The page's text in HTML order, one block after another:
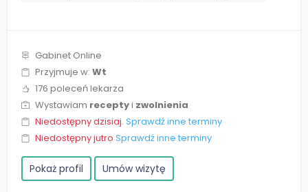
Gabinet Online
Przyjmuje w: Wt
176 poleceń lekarza
Wystawiam receptyi zwolnienia
Niedostępny dzisiaj. Sprawdź inne terminy
Niedostępny jutro Sprawdź inne terminy
Pokaż profil Umów wizytę